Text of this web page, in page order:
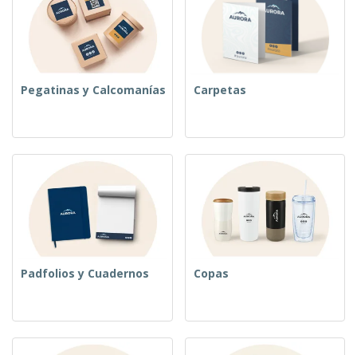
Pegatinas y Calcomanías Carpetas
Padfolios y Cuadernos Copas